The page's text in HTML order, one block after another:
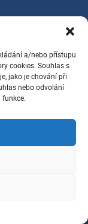
a/nebo přístupu
cookies. Souhlas s
jako je chování při
nebo odvolání